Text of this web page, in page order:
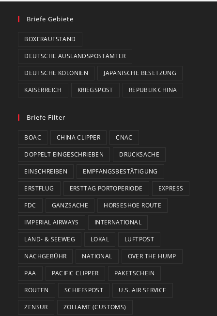
Briefe Gebiete
BOXERAUFSTAND
DEUTSCHE AUSLANDSPOSTÄMTER
DEUTSCHE KOLONIEN JAPANISCHE BESETZUNG
KAISERREICH KRIEGSPOST REPUBLIK CHINA
Briefe Filter
BOAC CHINA CLIPPER CNAC
DOPPELT EINGESCHRIEBEN DRUCKSACHE
EINSCHREIBEN EMPFANGSBESTÄTIGUNG
ERSTFLUG ERSTTAG PORTOPERIODE EXPRESS
FDC GANZSACHE HORSESHOE ROUTE
IMPERIAL AIRWAYS INTERNATIONAL
LAND- & SEEWEG LOKAL LUFTPOST
NACHGEBÜHR NATIONAL OVER THE HUMP
PAA PACIFIC CLIPPER PAKETSCHEIN
ROUTEN SCHIFFSPOST U.S. AIR SERVICE
ZENSUR ZOLLAMT (CUSTOMS)